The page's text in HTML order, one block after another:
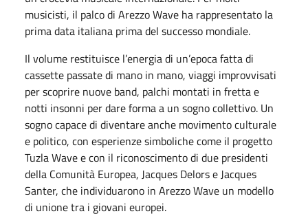
musicisti, il palco di Arezzo Wave ha rappresentato la
prima data italiana prima del successo mondiale.
Il volume restituisce l’energia di un’epoca fatta di
cassette passate di mano in mano, viaggi improvvisati
per scoprire nuove band, palchi montati in fretta e
notti insonni per dare forma a un sogno collettivo. Un
sogno capace di diventare anche movimento culturale
e politico, con esperienze simboliche come il progetto
Tuzla Wave e con il riconoscimento di due presidenti
della Comunità Europea, Jacques Delors e Jacques
Santer, che individuarono in Arezzo Wave un modello
di unione tra i giovani europei.